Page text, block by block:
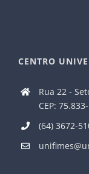
CENTRO
Rua 22 -
CEP:
(64) 3672-